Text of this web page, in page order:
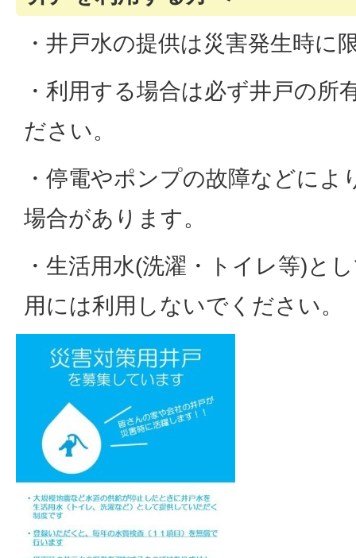
・井戸水の提供は災害発生時に
・利用する場合は必ず井戸の所
ださい。
・停電やポンプの故障などによ
場合があります。
・生活用水(洗濯・トイレ等)と
用には利用しないでください。